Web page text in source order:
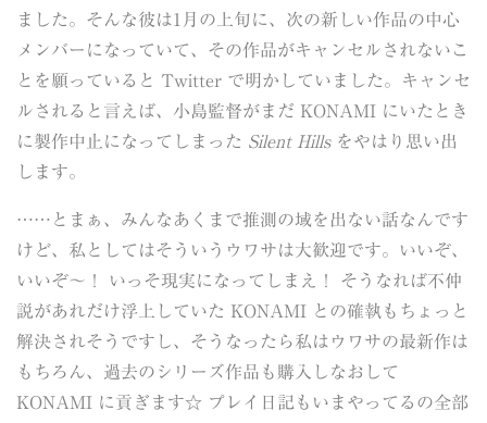
ました。そんな彼は1月の上旬に、次の新しい作品の中心
メンバーになっていて、その作品がキャンセルされないこ
とを願っていると Twitter で明かしていました。キャンセ
ルされると言えば、小島監督がまだ KONAMI にいたとき
に製作中止になってしまった Silent Hillsをやはり思い出
します。
……とまぁ、みんなあくまで推測の域を出ない話なんです
けど、私としてはそういうウワサは大歓迎です。いいぞ、
いいぞ～！ いっそ現実になってしまえ！ そうなれば不仲
説があれだけ浮上していた KONAMI との確執もちょっと
解決されそうですし、そうなったら私はウワサの最新作は
もちろん、過去のシリーズ作品も購入しなおして
KONAMI に貢ぎます☆ プレイ日記もいまやってるの全部